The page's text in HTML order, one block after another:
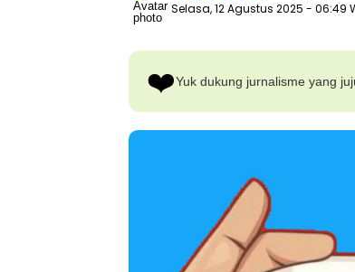
Selasa, 12 Agustus 2025 - 06:49
❤️Yuk dukung jurnalisme yang